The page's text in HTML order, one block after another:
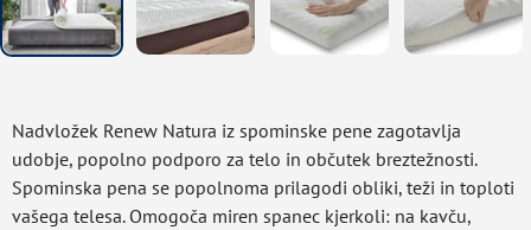
Nadvložek Renew Natura iz spominske pene zagotavlja
udobje, popolno podporo za telo in občutek breztežnosti.
Spominska pena se popolnoma prilagodi obliki, teži in toploti
vašega telesa. Omogoča miren spanec kjerkoli: na kavču,